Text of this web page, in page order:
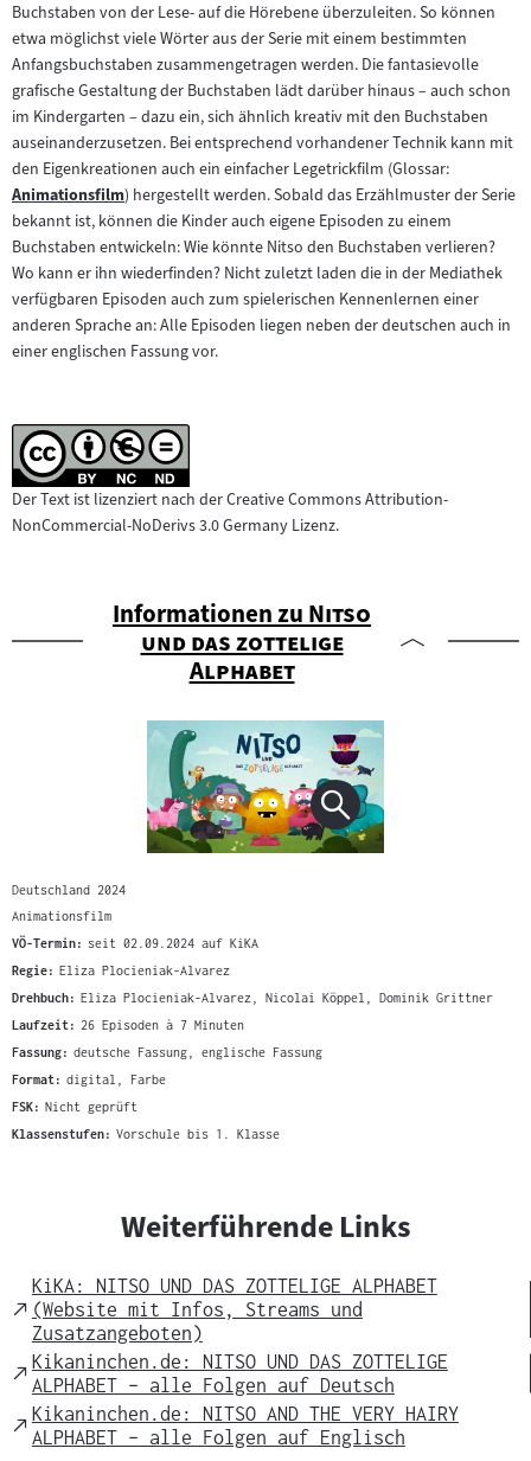
Buchstaben von der Lese- auf die Hörebene überzuleiten. So können
etwa möglichst viele Wörter aus der Serie mit einem bestimmten
Anfangsbuchstaben zusammengetragen werden. Die fantasievolle
grafische Gestaltung der Buchstaben lädt darüber hinaus – auch schon
im Kindergarten – dazu ein, sich ähnlich kreativ mit den Buchstaben
auseinanderzusetzen. Bei entsprechend vorhandener Technik kann mit
den Eigenkreationen auch ein einfacher Legetrickfilm (Glossar:
Zum
Inhalt:
Animationsfilm) hergestellt werden. Sobald das Erzählmuster der Serie
bekannt ist, können die Kinder auch eigene Episoden zu einem
Buchstaben entwickeln: Wie könnte Nitso den Buchstaben verlieren?
Wo kann er ihn wiederfinden? Nicht zuletzt laden die in der Mediathek
verfügbaren Episoden auch zum spielerischen Kennenlernen einer
anderen Sprache an: Alle Episoden liegen neben der deutschen auch in
einer englischen Fassung vor.
Der Text ist lizenziert nach der Creative Commons Attribution-
NonCommercial-NoDerivs 3.0 Germany Lizenz.
Informationen zu "
Nitso
und das zottelige
Alphabet"
Deutschland 2024
Animationsfilm
VÖ-Termin: seit 02.09.2024 auf KiKA
Regie: Eliza Plocieniak-Alvarez
Drehbuch: Eliza Plocieniak-Alvarez, Nicolai Köppel, Dominik Grittner
Laufzeit: 26 Episoden à 7 Minuten
Fassung: deutsche Fassung, englische Fassung
Format: digital, Farbe
FSK: Nicht geprüft
Klassenstufen: Vorschule bis 1. Klasse
Weiterführende Links
External
Link
KiKA: NITSO UND DAS ZOTTELIGE ALPHABET
(Website mit Infos, Streams und
Zusatzangeboten)
External
Link
Kikaninchen.de: NITSO UND DAS ZOTTELIGE
ALPHABET – alle Folgen auf Deutsch
External
Link
Kikaninchen.de: NITSO AND THE VERY HAIRY
ALPHABET – alle Folgen auf Englisch